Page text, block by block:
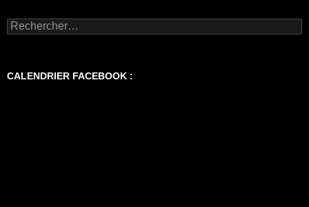
Rechercher :
CALENDRIER FACEBOOK :